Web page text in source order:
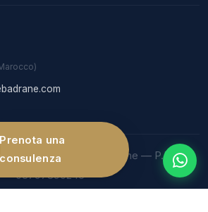
Internazionale Badrane — P.IVA
03797890245
Prenota una
consulenza